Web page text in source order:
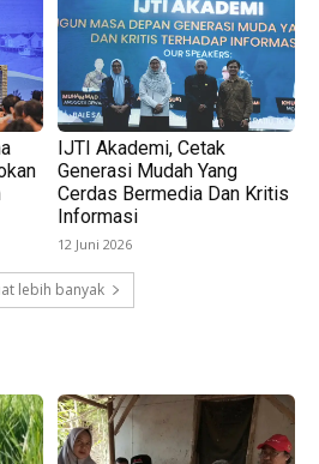
IJTI Akademi, Cetak
Generasi Mudah Yang
Cerdas Bermedia Dan Kritis
Informasi
12 Juni 2026
lebih banyak